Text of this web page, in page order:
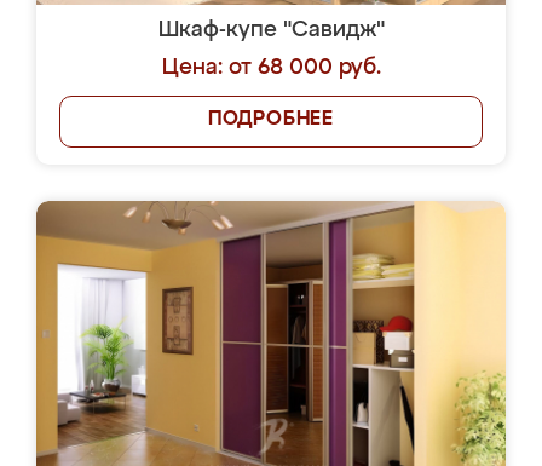
Шкаф-купе "Савидж"
Цена: от 68 000 руб.
ПОДРОБНЕЕ